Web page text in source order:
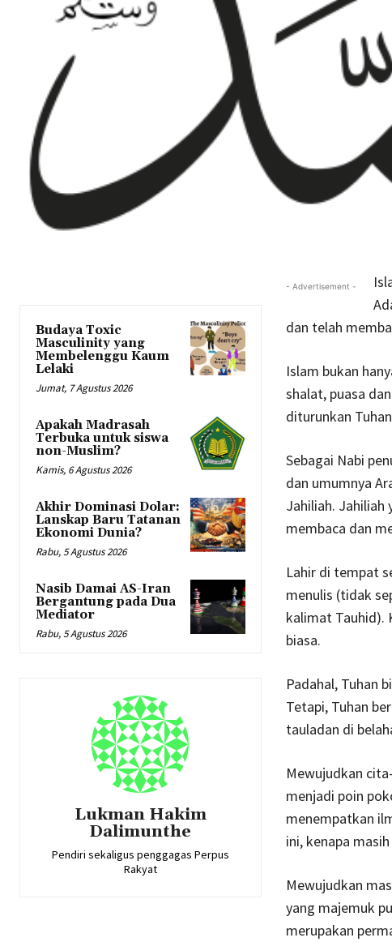
Budaya Toxic
Masculinity yang
Membelenggu Kaum
Lelaki
Jumat, 7 Agustus 2026
Apakah Madrasah
Terbuka untuk siswa
non-Muslim?
Kamis, 6 Agustus 2026
Akhir Dominasi Dolar:
Lanskap Baru Tatanan
Ekonomi Dunia?
Rabu, 5 Agustus 2026
Nasib Damai AS-Iran
Bergantung pada Dua
Mediator
Rabu, 5 Agustus 2026
Lukman Hakim
Dalimunthe
Pendiri sekaligus penggagas Perpus
Rakyat
- Advertisement -
dan telah
Islam bukan
shalat, puasa
diturunkan
Sebagai Nabi
dan umumnya
Jahiliah. Jahiliah
membaca dan
Lahir di tempat
menulis (tidak
kalimat Tauhid).
biasa.
Padahal, Tuhan
Tetapi, Tuhan
tauladan di
Mewujudkan
menjadi poin
menempatkan
ini, kenapa
Mewujudkan
yang majemuk
merupakan